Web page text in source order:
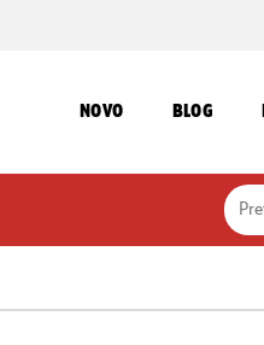
NOVO BLOG